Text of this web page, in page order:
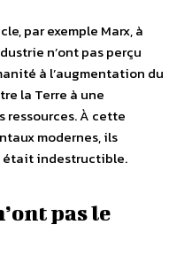
par exemple Marx, à
n’ont pas perçu
à l’augmentation du
la Terre à une
À cette
modernes, ils
était indestructible.
pas le